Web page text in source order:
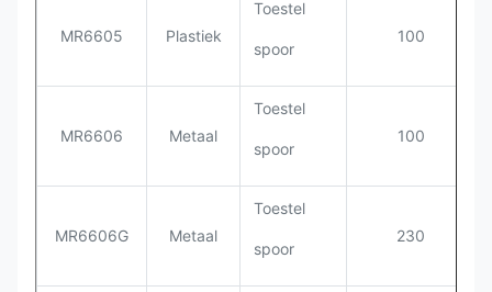
MR6605 Plastiek
Toestel
spoor
100
MR6606 Metaal
Toestel
spoor
100
MR6606G Metaal
Toestel
spoor
230